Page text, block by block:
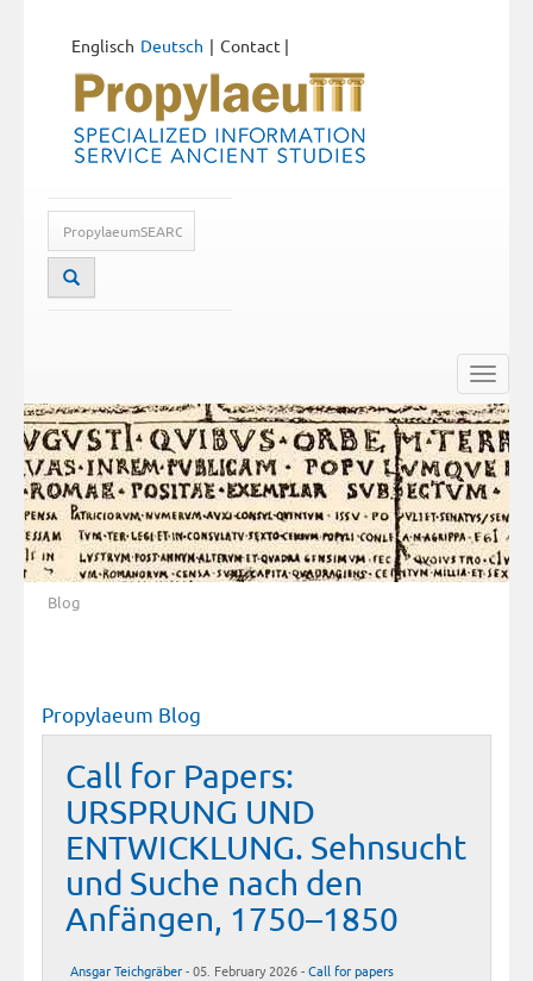
Deutsch
Englisch Contact |
Toggle
Blog
Propylaeum Blog
Call for Papers:
URSPRUNG UND
ENTWICKLUNG. Sehnsucht
und Suche nach den
Anfängen, 1750–1850
Ansgar Teichgräber- 05. February 2026 -Call for papers